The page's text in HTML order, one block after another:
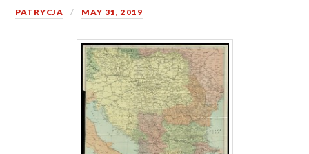
PATRYCJA MAY 31, 2019